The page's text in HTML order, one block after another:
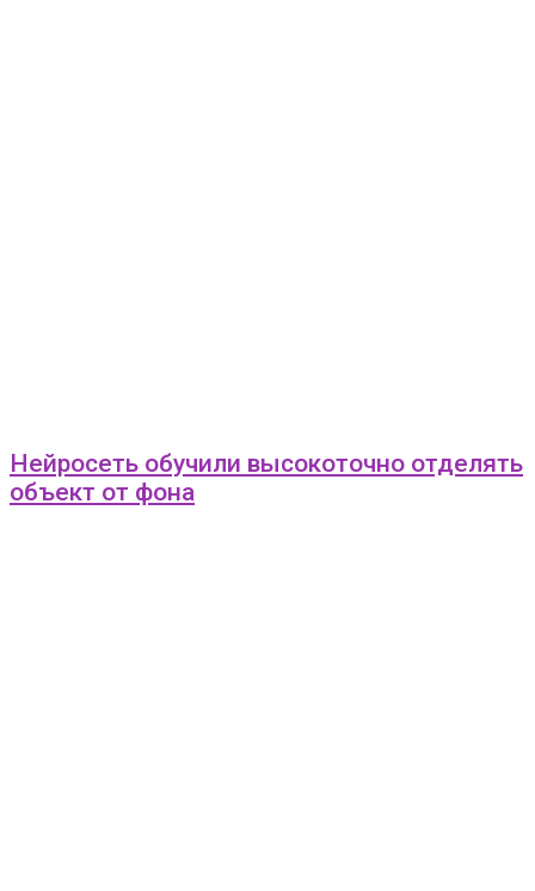
Нейросеть обучили высокоточно отделять
объект от фона